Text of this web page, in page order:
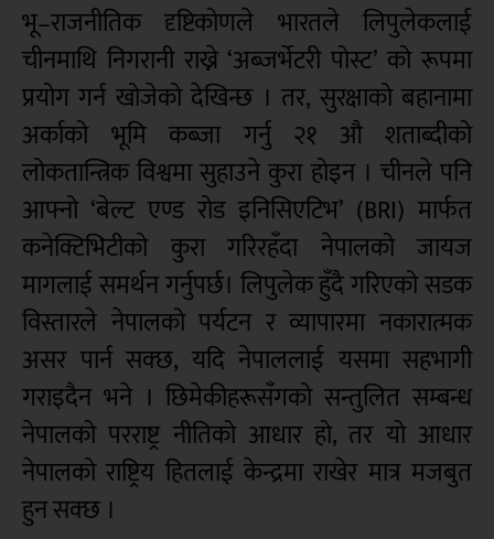
भू–राजनीतिक दृष्टिकोणले भारतले लिपुलेकलाई
चीनमाथि निगरानी राख्ने ‘अब्जर्भेटरी पोस्ट’ को रूपमा
प्रयोग गर्न खोजेको देखिन्छ । तर, सुरक्षाको बहानामा
अर्काको भूमि कब्जा गर्नु २१ औ शताब्दीको
लोकतान्त्रिक विश्वमा सुहाउने कुरा होइन । चीनले पनि
आफ्नो ‘बेल्ट एण्ड रोड इनिसिएटिभ’ (BRI) मार्फत
कनेक्टिभिटीको कुरा गरिरहँदा नेपालको जायज
मागलाई समर्थन गर्नुपर्छ। लिपुलेक हुँदै गरिएको सडक
विस्तारले नेपालको पर्यटन र व्यापारमा नकारात्मक
असर पार्न सक्छ, यदि नेपाललाई यसमा सहभागी
गराइदैन भने । छिमेकीहरूसँगको सन्तुलित सम्बन्ध
नेपालको परराष्ट्र नीतिको आधार हो, तर यो आधार
नेपालको राष्ट्रिय हितलाई केन्द्रमा राखेर मात्र मजबुत
हुन सक्छ ।